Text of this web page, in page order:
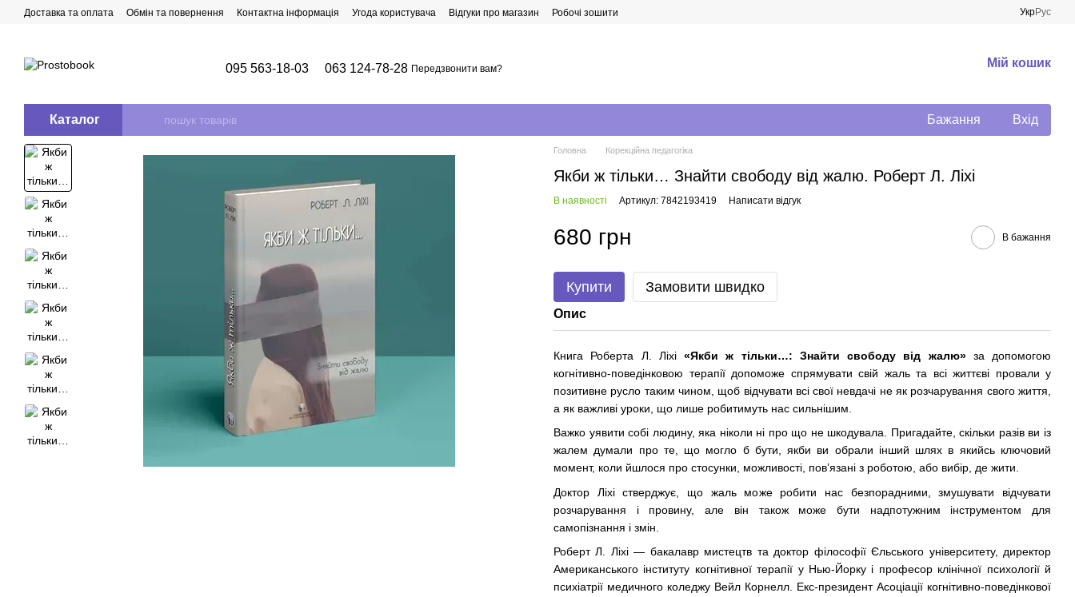
Перейти до основного контенту
Доставка та оплата Обмін та повернення Контактна інформація Угода користувача Відгуки про магазин Робочі зошити УкрРус
095 563-18-03 063 124-78-28 Передзвонити вам? Мій кошик
Каталог Бажання Вхід
Головна Корекційна педагогіка
Якби ж тільки… Знайти свободу від жалю. Роберт Л. Ліхі
В наявності Артикул: 7842193419 Написати відгук
680 грн В бажання
Купити Замовити швидко
Опис
Книга Роберта Л. Ліхі «Якби ж тільки…: Знайти свободу від жалю» за допомогою
когнітивно-поведінковою терапії допоможе спрямувати свій жаль та всі життєві провали у
позитивне русло таким чином, щоб відчувати всі свої невдачі не як розчарування свого життя,
а як важливі уроки, що лише робитимуть нас сильнішим.
Важко уявити собі людину, яка ніколи ні про що не шкодувала. Пригадайте, скільки разів ви із
жалем думали про те, що могло б бути, якби ви обрали інший шлях в якийсь ключовий
момент, коли йшлося про стосунки, можливості, пов’язані з роботою, або вибір, де жити.
Доктор Ліхі стверджує, що жаль може робити нас безпорадними, змушувати відчувати
розчарування і провину, але він також може бути надпотужним інструментом для
самопізнання і змін.
Роберт Л. Ліхі — бакалавр мистецтв та доктор філософії Єльського університету, директор
Американського інституту когнітивної терапії у Нью-Йорку і професор клінічної психології й
психіатрії медичного коледжу Вейл Корнелл. Екс-президент Асоціації когнітивно-поведінкової